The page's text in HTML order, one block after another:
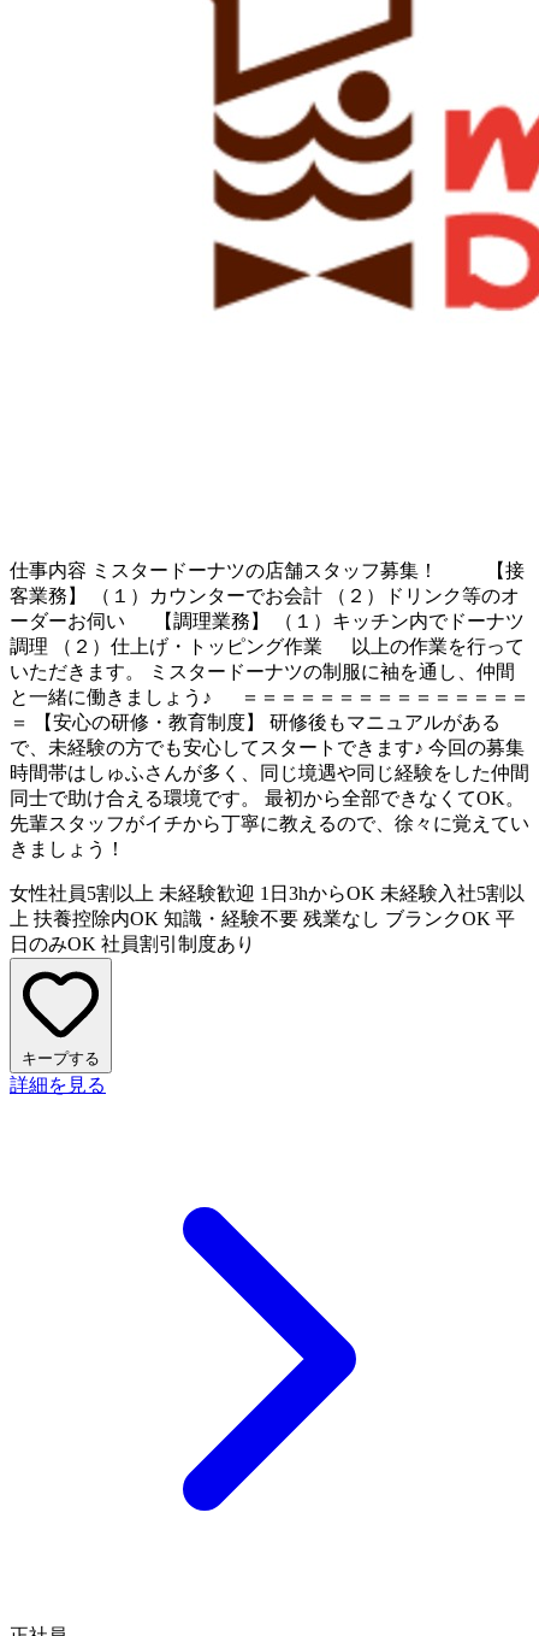
仕事内容 ミスタードーナツの店舗スタッフ募集！ 【接
客業務】 （１）カウンターでお会計 （２）ドリンク等のオ
ーダーお伺い 【調理業務】 （１）キッチン内でドーナツ
調理 （２）仕上げ・トッピング作業 以上の作業を行って
いただきます。 ミスタードーナツの制服に袖を通し、仲間
と一緒に働きましょう♪ ＝＝＝＝＝＝＝＝＝＝＝＝＝＝＝
＝ 【安心の研修・教育制度】 研修後もマニュアルがある
で、未経験の方でも安心してスタートできます♪ 今回の募集
時間帯はしゅふさんが多く、同じ境遇や同じ経験をした仲間
同士で助け合える環境です。 最初から全部できなくてOK。
先輩スタッフがイチから丁寧に教えるので、徐々に覚えてい
きましょう！
女性社員5割以上 未経験歓迎 1日3hからOK 未経験入社5割以
上 扶養控除内OK 知識・経験不要 残業なし ブランクOK 平
日のみOK 社員割引制度あり
キープする
詳細を見る